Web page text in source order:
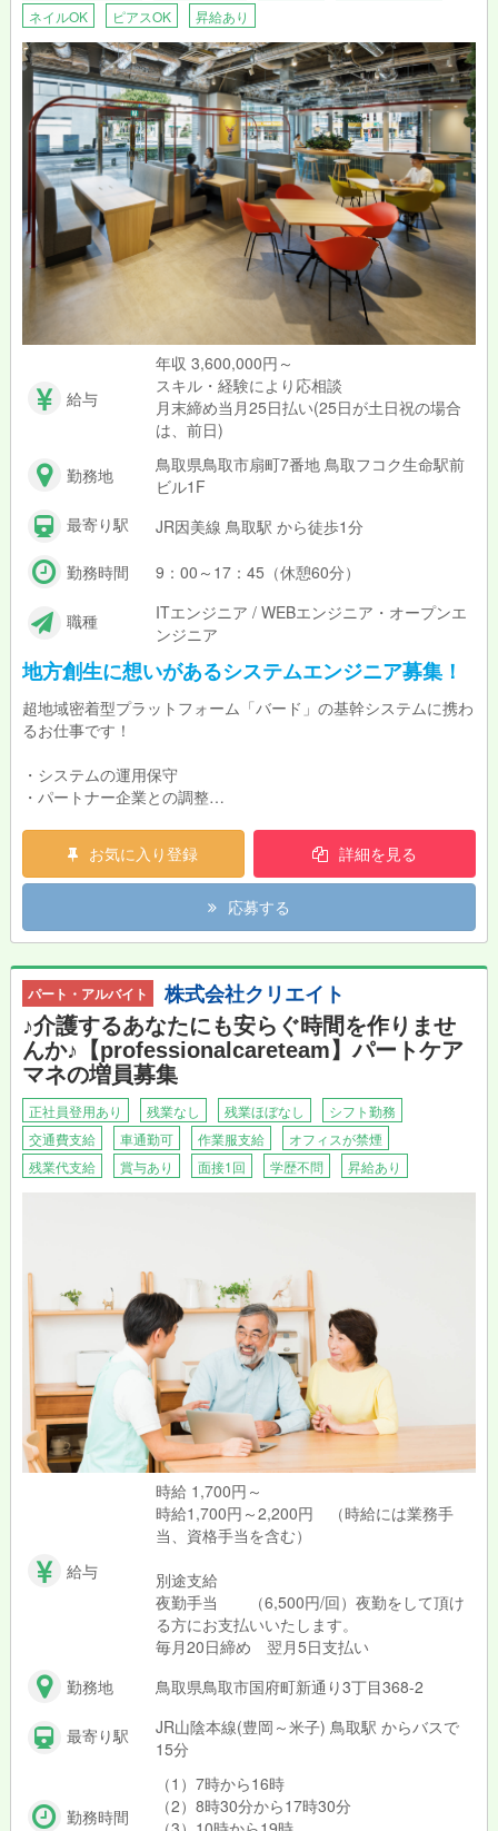
ネイルOK
ピアスOK 昇給あり
給与
年収 3,600,000円～
スキル・経験により応相談
月末締め当月25日払い(25日が土日祝の場合
は、前日)
勤務地
鳥取県鳥取市扇町7番地 鳥取フコク生命駅前
ビル1F
最寄り駅
JR因美線 鳥取駅 から徒歩1分
勤務時間 9：00～17：45（休憩60分）
職種
ITエンジニア / WEBエンジニア・オープンエ
ンジニア
地方創生に想いがあるシステムエンジニア募集！
超地域密着型プラットフォーム「バード」の基幹システムに携わ
るお仕事です！
・システムの運用保守
・パートナー企業との調整
バードとは？：詳しくは「鳥取 バード」検索でチェック！
お気に入り登録 詳細を見る
応募する
パート・アルバイト 株式会社クリエイト
♪介護するあなたにも安らぐ時間を作りませ
んか♪【professionalcareteam】パートケア
マネの増員募集
正社員登用あり 残業なし 残業ほぼなし
シフト勤務
交通費支給
車通勤可 作業服支給
オフィスが禁煙
残業代支給
賞与あり 面接1回 学歴不問 昇給あり
給与
時給 1,700円～
時給1,700円～2,200円 （時給には業務手
当、資格手当を含む）
別途支給
夜勤手当 （6,500円/回）夜勤をして頂け
る方にお支払いいたします。
毎月20日締め 翌月5日支払い
勤務地
鳥取県鳥取市国府町新通り3丁目368-2
最寄り駅
JR山陰本線(豊岡～米子) 鳥取駅 からバスで
15分
勤務時間
（1）7時から16時
（2）8時30分から17時30分